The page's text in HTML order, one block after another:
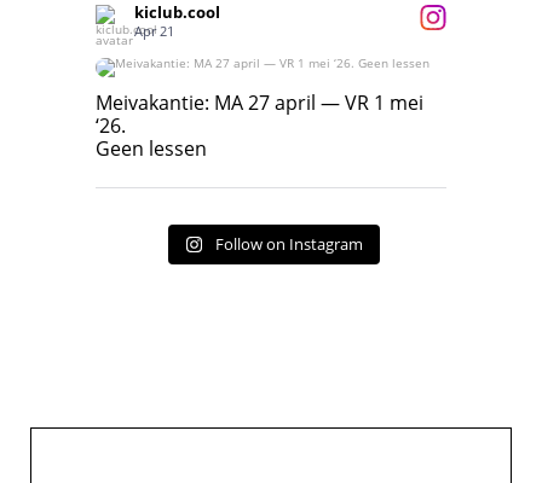
kiclub.cool
Apr 21
Meivakantie: MA 27 april — VR 1 mei ‘26.
Geen lessen
Meivakantie: MA 27 april — VR 1 mei
‘26.
Geen lessen
Follow on Instagram